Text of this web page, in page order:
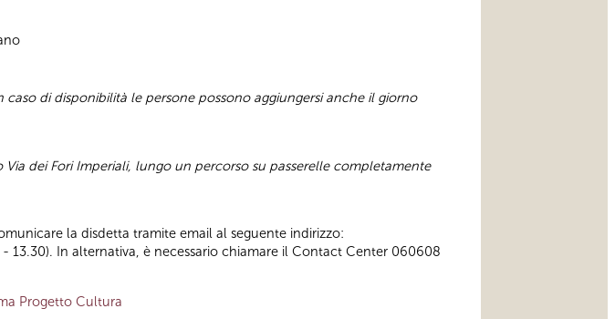
caso di disponibilità le persone possono aggiungersi anche il giorno
dei Fori Imperiali, lungo un percorso su passerelle completamente
la disdetta tramite email al seguente indirizzo:
13.30). In alternativa, è necessario chiamare il Contact Center 060608
Progetto Cultura